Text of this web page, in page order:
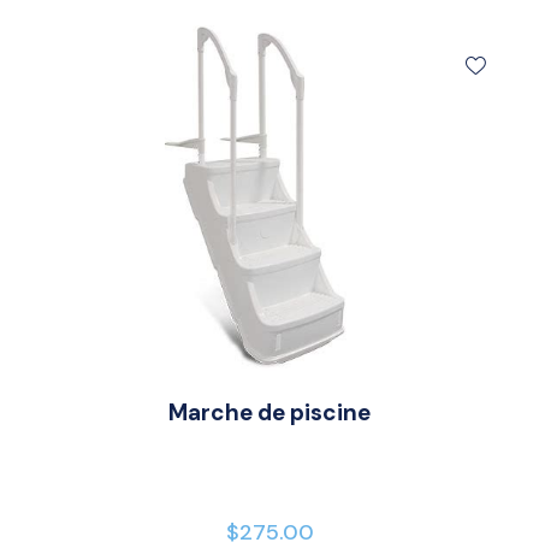
Marche de piscine
$275.00